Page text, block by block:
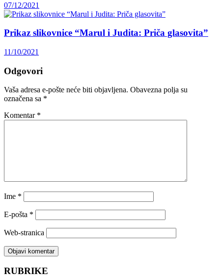
07/12/2021
Prikaz slikovnice “Marul i Judita: Priča glasovita”
11/10/2021
Odgovori
Vaša adresa e-pošte neće biti objavljena. Obavezna polja su
označena sa *
Komentar *
Ime *
E-pošta *
Web-stranica
RUBRIKE